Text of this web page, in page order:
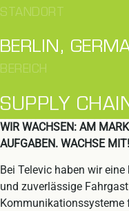
STANDORT
BERLIN,
BEREICH
SUPPLY
WIR WACHSEN: AM
AUFGABEN. WACHSE MIT!
Bei Televic haben wir
und zuverlässige
Kommunikationssysteme